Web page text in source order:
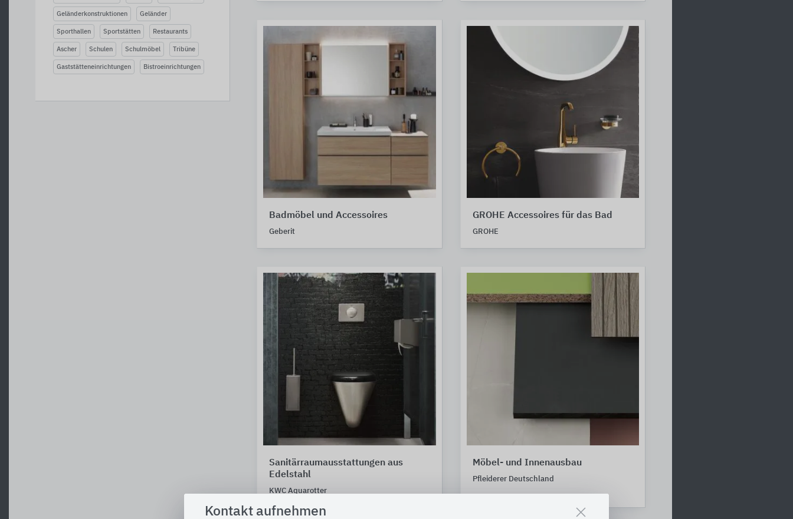
Geländerkonstruktionen Geländer
Sporthallen Sportstätten Restaurants
Ascher Schulen Schulmöbel Tribüne
Gaststätteneinrichtungen Bistroeinrichtungen
Badmöbel und Accessoires
Geberit
GROHE Accessoires für das Bad
GROHE
Sanitärraumausstattungen aus
Edelstahl
KWC Aquarotter
Möbel- und Innenausbau
Pfleiderer Deutschland
Kontakt aufnehmen